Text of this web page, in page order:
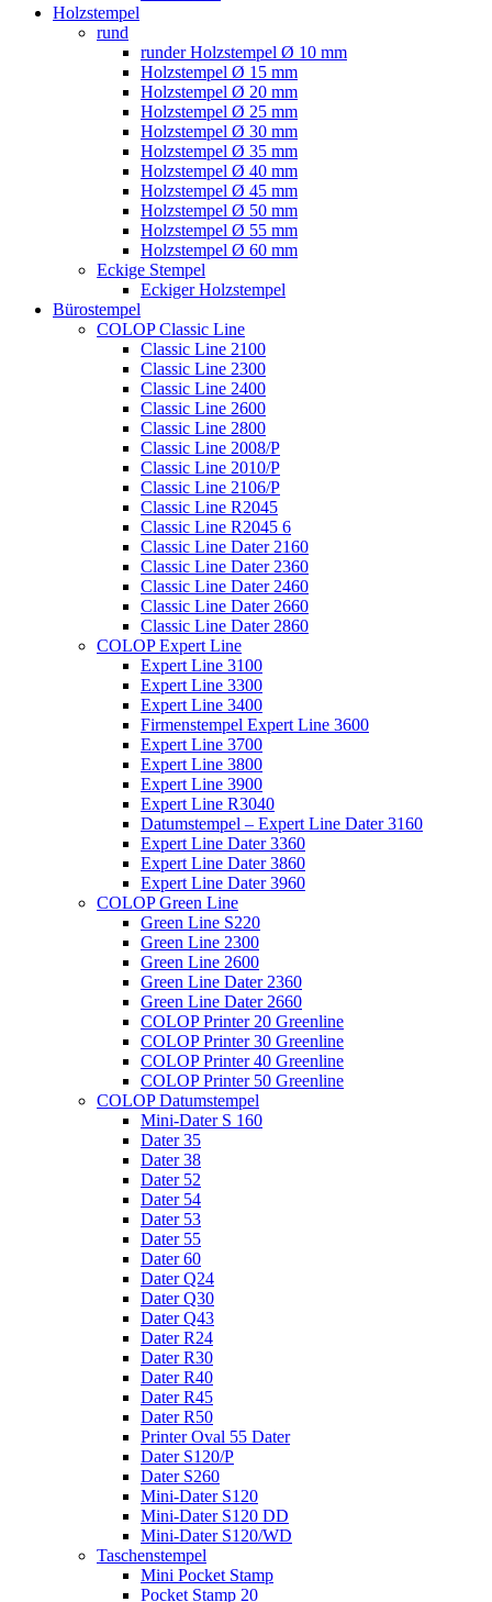
Holzstempel
rund
runder Holzstempel Ø 10 mm
Holzstempel Ø 15 mm
Holzstempel Ø 20 mm
Holzstempel Ø 25 mm
Holzstempel Ø 30 mm
Holzstempel Ø 35 mm
Holzstempel Ø 40 mm
Holzstempel Ø 45 mm
Holzstempel Ø 50 mm
Holzstempel Ø 55 mm
Holzstempel Ø 60 mm
Eckige Stempel
Eckiger Holzstempel
Bürostempel
COLOP Classic Line
Classic Line 2100
Classic Line 2300
Classic Line 2400
Classic Line 2600
Classic Line 2800
Classic Line 2008/P
Classic Line 2010/P
Classic Line 2106/P
Classic Line R2045
Classic Line R2045 6
Classic Line Dater 2160
Classic Line Dater 2360
Classic Line Dater 2460
Classic Line Dater 2660
Classic Line Dater 2860
COLOP Expert Line
Expert Line 3100
Expert Line 3300
Expert Line 3400
Firmenstempel Expert Line 3600
Expert Line 3700
Expert Line 3800
Expert Line 3900
Expert Line R3040
Datumstempel – Expert Line Dater 3160
Expert Line Dater 3360
Expert Line Dater 3860
Expert Line Dater 3960
COLOP Green Line
Green Line S220
Green Line 2300
Green Line 2600
Green Line Dater 2360
Green Line Dater 2660
COLOP Printer 20 Greenline
COLOP Printer 30 Greenline
COLOP Printer 40 Greenline
COLOP Printer 50 Greenline
COLOP Datumstempel
Mini-Dater S 160
Dater 35
Dater 38
Dater 52
Dater 54
Dater 53
Dater 55
Dater 60
Dater Q24
Dater Q30
Dater Q43
Dater R24
Dater R30
Dater R40
Dater R45
Dater R50
Printer Oval 55 Dater
Dater S120/P
Dater S260
Mini-Dater S120
Mini-Dater S120 DD
Mini-Dater S120/WD
Taschenstempel
Mini Pocket Stamp
Pocket Stamp 20